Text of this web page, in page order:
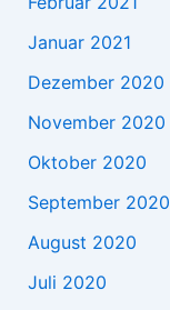
Januar 2021
Dezember 2020
November 2020
Oktober 2020
September 2020
August 2020
Juli 2020